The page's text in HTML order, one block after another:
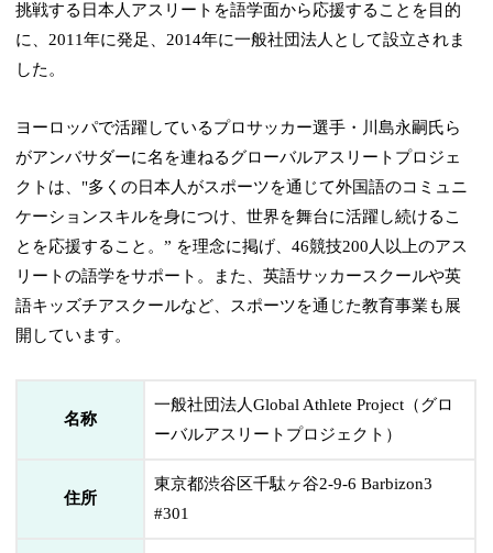
挑戦する日本人アスリートを語学面から応援することを目的
に、2011年に発足、2014年に一般社団法人として設立されま
した。
ヨーロッパで活躍しているプロサッカー選手・川島永嗣氏ら
がアンバサダーに名を連ねるグローバルアスリートプロジェ
クトは、"多くの日本人がスポーツを通じて外国語のコミュニ
ケーションスキルを身につけ、世界を舞台に活躍し続けるこ
とを応援すること。” を理念に掲げ、46競技200人以上のアス
リートの語学をサポート。また、英語サッカースクールや英
語キッズチアスクールなど、スポーツを通じた教育事業も展
開しています。
名称
一般社団法人Global Athlete Project（グロ
ーバルアスリートプロジェクト）
住所
東京都渋谷区千駄ヶ谷2-9-6 Barbizon3
#301